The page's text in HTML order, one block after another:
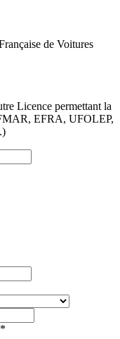
de Voitures
Licence permettant la
EFRA, UFOLEP,
*